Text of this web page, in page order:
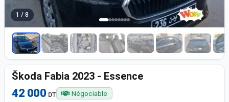
1 / 8
Škoda Fabia 2023 - Essence
42 000 DT Négociable